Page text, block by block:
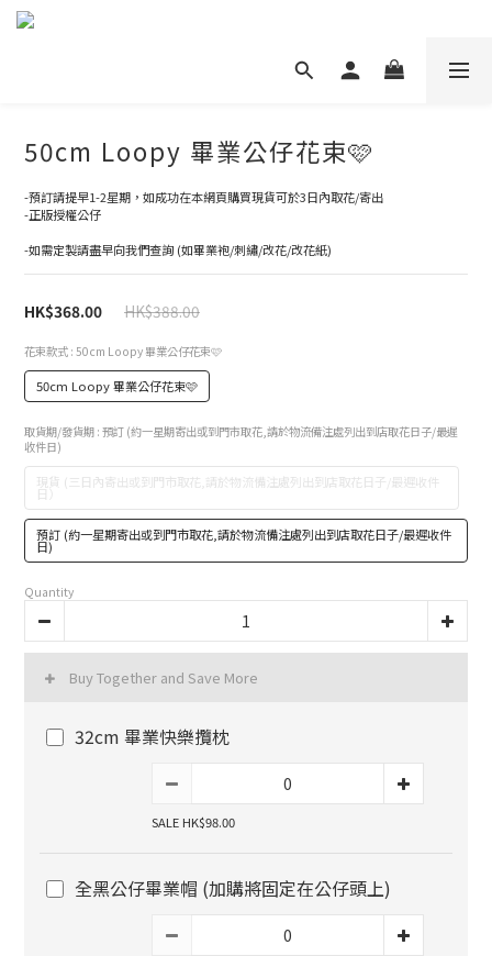
50cm Loopy 畢業公仔花束🩷
-預訂請提早1-2星期，如成功在本網頁購買現貨可於3日內取花/寄出
-正版授權公仔
-如需定製請盡早向我們查詢 (如畢業袍/刺繡/改花/改花紙)
HK$388.00
HK$368.00
花束款式 : 50cm Loopy 畢業公仔花束🩷
50cm Loopy 畢業公仔花束🩷
取貨期/發貨期 : 預訂 (約一星期寄出或到門市取花,請於物流備注處列出到店取花日子/最遲
收件日)
現貨 (三日內寄出或到門市取花,請於物流備注處列出到店取花日子/最遲收件
日）
預訂 (約一星期寄出或到門市取花,請於物流備注處列出到店取花日子/最遲收件
日)
Quantity
Buy Together and Save More
32cm 畢業快樂攬枕
SALE HK$98.00
全黑公仔畢業帽 (加購將固定在公仔頭上)